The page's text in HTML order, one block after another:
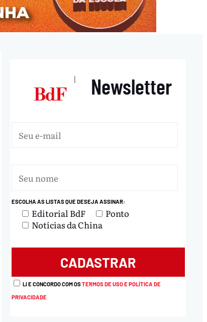
| Newsletter
ESCOLHA AS LISTAS QUE DESEJA ASSINAR:
Editorial BdF
Ponto
Notícias da China
LI E CONCORDO COM OSTERMOS DE USO E POLÍTICA DE
PRIVACIDADE